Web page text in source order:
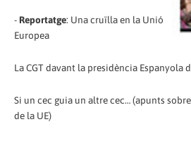
- Reportatge: Una cruïlla en la Unió
Europea
La CGT davant la presidència Espanyola
Si un cec guia un altre cec… (apunts
de la UE)